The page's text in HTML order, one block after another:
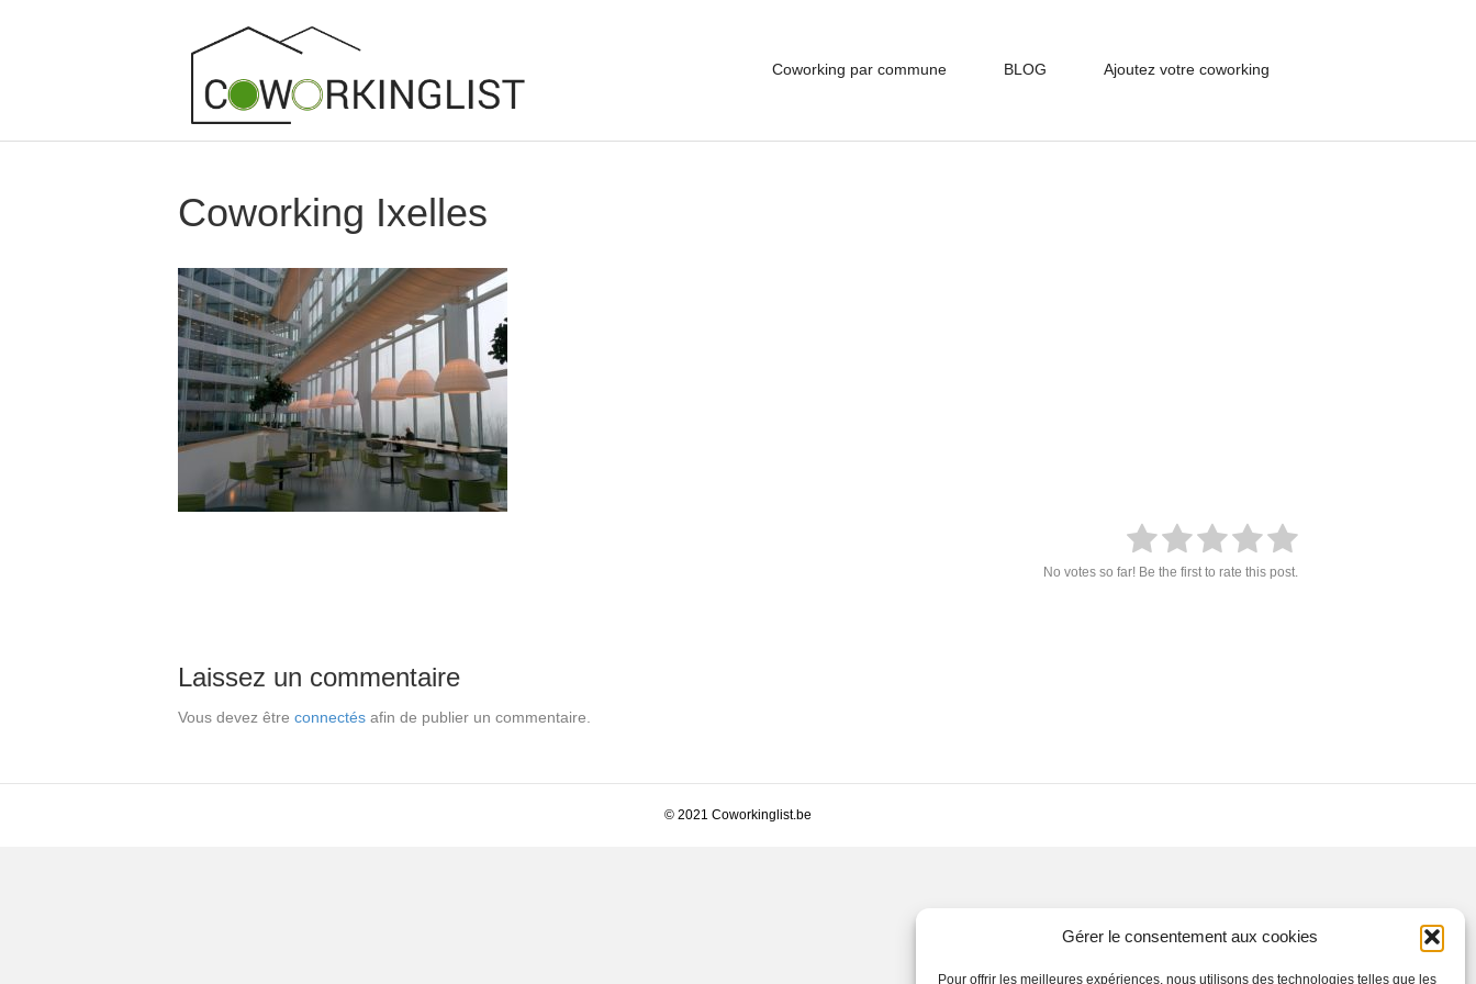
Gérer le consentement aux cookies
Pour offrir les meilleures expériences, nous utilisons des technologies telles que les
Coworking par commune BLOG Ajoutez votre coworking
Coworking Ixelles
No votes so far! Be the first to rate this post.
Laissez un commentaire
Vous devez être connectés afin de publier un commentaire.
© 2021 Coworkinglist.be